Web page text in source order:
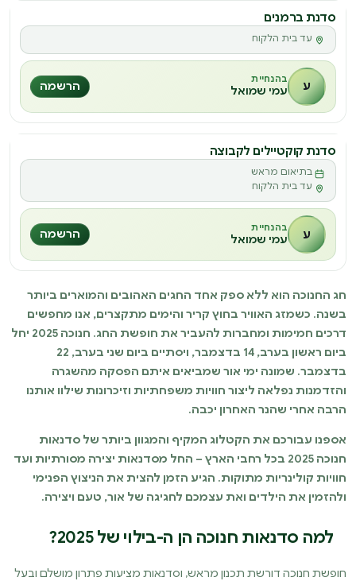
סדנת ברמנים
עד בית הלקוח
ע בהנחיית
עמי שמואל הרשמה
סדנה
ס
סדנת קוקטיילים לקבוצה
בתיאום מראש
עד בית הלקוח
ע בהנחיית
עמי שמואל הרשמה
חג החנוכה הוא ללא ספק אחד החגים האהובים והמוארים ביותר
בשנה. כשמזג האוויר בחוץ קריר והימים מתקצרים, אנו מחפשים
דרכים חמימות ומחברות להעביר את חופשת החג. חנוכה 2025 יחל
ביום ראשון בערב, 14 בדצמבר, ויסתיים ביום שני בערב, 22
בדצמבר. שמונה ימי אור שמביאים איתם הפסקה מהשגרה
והזדמנות נפלאה ליצור חוויות משפחתיות וזיכרונות שילוו אותנו
הרבה אחרי שהנר האחרון יכבה.
אספנו עבורכם את הקטלוג המקיף והמגוון ביותר של סדנאות
חנוכה 2025 בכל רחבי הארץ – החל מסדנאות יצירה מסורתיות ועד
חוויות קולינריות מתוקות. הגיע הזמן להצית את הניצוץ הפנימי
ולהזמין את הילדים ואת עצמכם לחגיגה של אור, טעם ויצירה.
למה סדנאות חנוכה הן ה-בילוי של 2025?
חופשת חנוכה דורשת תכנון מראש, וסדנאות מציעות פתרון מושלם ובעל